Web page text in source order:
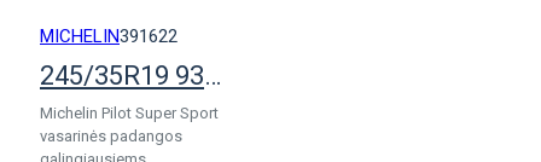
MICHELIN391622
245/35R19 93Y Michelin Pilot SuperSport
Michelin Pilot Super Sport
vasarinės padangos